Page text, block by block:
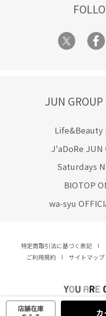
JUN
Life&Beauty
J'aDoRe JUN
Saturdays
BIOTOP
wa-syu
特定商取引法に基づく表記
ご利用規約
サイトマップ
YOU ARE
店舗在庫